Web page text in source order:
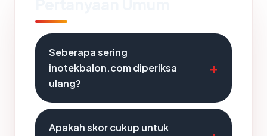
Seberapa sering
inotekbalon.com diperiksa
ulang?
Apakah skor cukup untuk